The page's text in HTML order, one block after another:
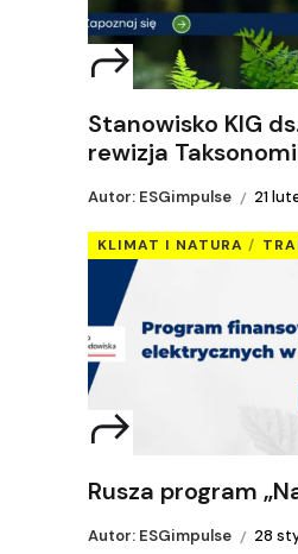
Stanowisko KIG
rewizja
Autor: ESGimpulse 21
KLIMAT I NATURA
Rusza program
Autor: ESGimpulse 28